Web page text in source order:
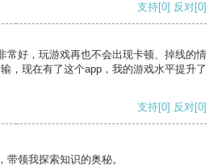
支持[0] 反对[0]
常好，玩游戏再也不会出现卡顿、掉线的情
，现在有了这个app，我的游戏水平提升了
支持[0] 反对[0]
领我探索知识的奥秘。